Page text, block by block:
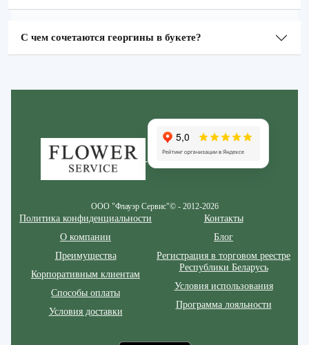
С чем сочетаются георгины в букете?
ООО "Флауэр Сервис"© - 2012-2026
Политика конфиденциальности
О компании
Преимущества
Корпоративным клиентам
Способы оплаты
Условия доставки
Контакты
Блог
Регистрация в торговом реестре
Республики Беларусь
Условия использования
Программа лояльности